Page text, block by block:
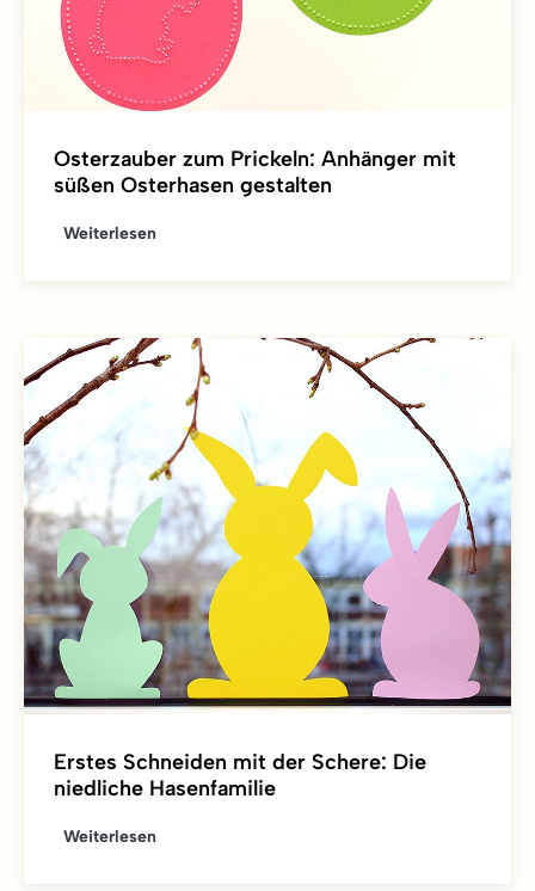
Osterzauber zum Prickeln: Anhänger mit
süßen Osterhasen gestalten
Weiterlesen
Erstes Schneiden mit der Schere: Die
niedliche Hasenfamilie
Weiterlesen